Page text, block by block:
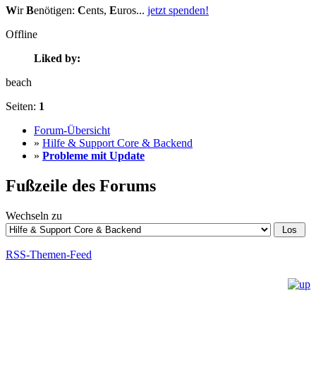
WirBenötigen: Cents, Euros... jetzt spenden!
Offline
Liked by:
beach
Seiten: 1
Forum-Übersicht
» Hilfe & Support Core & Backend
» Probleme mit Update
Fußzeile des Forums
Wechseln zu
RSS-Themen-Feed